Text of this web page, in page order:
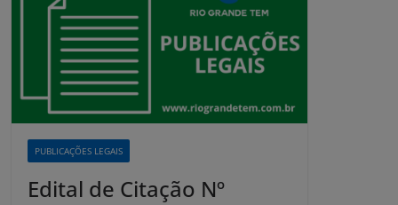
PUBLICAÇÕES LEGAIS
Edital de Citação Nº